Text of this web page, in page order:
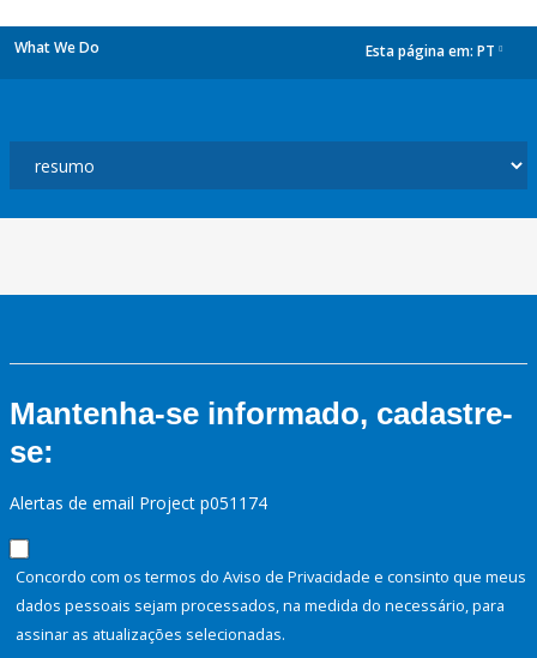
What We Do Esta página em: PT
Mantenha-se informado, cadastre-
se:
Alertas de email Project p051174
Concordo com os termos do Aviso de Privacidade e consinto que meus
dados pessoais sejam processados, na medida do necessário, para
assinar as atualizações selecionadas.